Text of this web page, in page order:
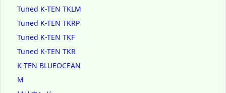
Tuned K-TEN TKLM
Tuned K-TEN TKRP
Tuned K-TEN TKF
Tuned K-TEN TKR
K-TEN BLUEOCEAN
M